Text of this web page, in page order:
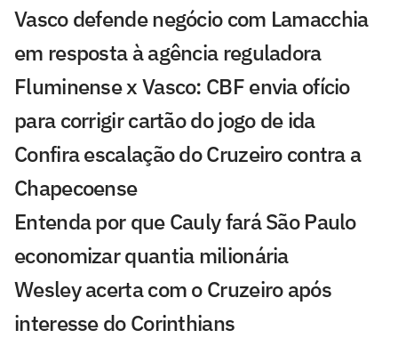
Vasco defende negócio com Lamacchia
em resposta à agência reguladora
Fluminense x Vasco: CBF envia ofício
para corrigir cartão do jogo de ida
Confira escalação do Cruzeiro contra a
Chapecoense
Entenda por que Cauly fará São Paulo
economizar quantia milionária
Wesley acerta com o Cruzeiro após
interesse do Corinthians